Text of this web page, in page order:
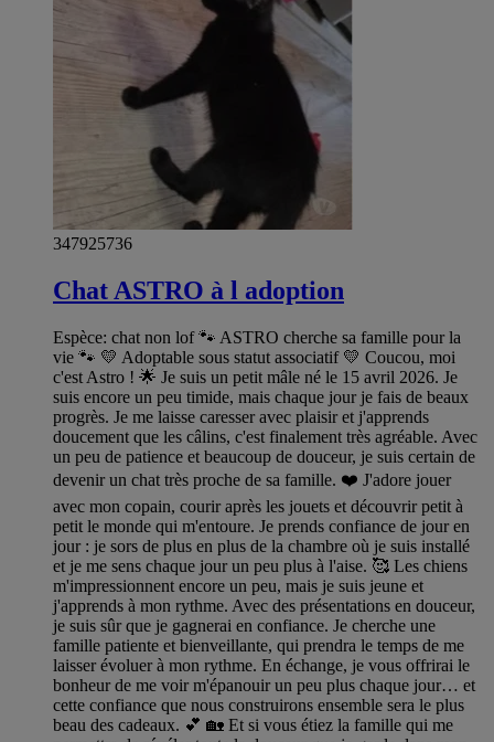
347925736
Chat ASTRO à l adoption
Espèce: chat non lof 🐾 ASTRO cherche sa famille pour la
vie 🐾 💛 Adoptable sous statut associatif 💛 Coucou, moi
c'est Astro ! 🌟 Je suis un petit mâle né le 15 avril 2026. Je
suis encore un peu timide, mais chaque jour je fais de beaux
progrès. Je me laisse caresser avec plaisir et j'apprends
doucement que les câlins, c'est finalement très agréable. Avec
un peu de patience et beaucoup de douceur, je suis certain de
devenir un chat très proche de sa famille. ❤️ J'adore jouer
avec mon copain, courir après les jouets et découvrir petit à
petit le monde qui m'entoure. Je prends confiance de jour en
jour : je sors de plus en plus de la chambre où je suis installé
et je me sens chaque jour un peu plus à l'aise. 🥰 Les chiens
m'impressionnent encore un peu, mais je suis jeune et
j'apprends à mon rythme. Avec des présentations en douceur,
je suis sûr que je gagnerai en confiance. Je cherche une
famille patiente et bienveillante, qui prendra le temps de me
laisser évoluer à mon rythme. En échange, je vous offrirai le
bonheur de me voir m'épanouir un peu plus chaque jour… et
cette confiance que nous construirons ensemble sera le plus
beau des cadeaux. 💕 🏡 Et si vous étiez la famille qui me